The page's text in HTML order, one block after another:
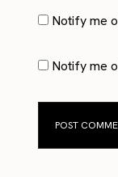
Notify me
Notify me